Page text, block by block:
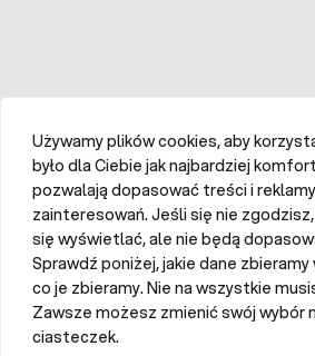
Używamy plików cookies, aby
było dla Ciebie jak najbardziej
pozwalają dopasować treści i
zainteresowań. Jeśli się nie
się wyświetlać, ale nie będą
Sprawdź poniżej, jakie dane
co je zbieramy. Nie na wszystkie
Zawsze możesz zmienić swój wybór
ciasteczek.